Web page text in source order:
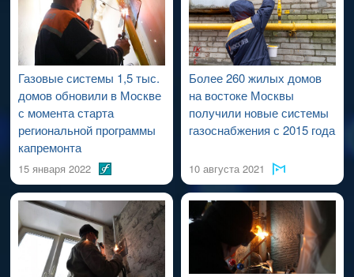
проведения работ по капитальному ремонту ВДСГ).
Газовые системы 1,5 тыс.
домов обновили в Москве
с момента старта
региональной программы
капремонта
15 января 2022
Более 260 жилых домов
на востоке Москвы
получили новые системы
газоснабжения с 2015 года
10 августа 2021